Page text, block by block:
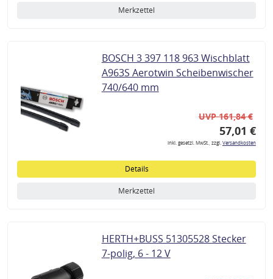
Merkzettel
BOSCH 3 397 118 963 Wischblatt
A963S Aerotwin Scheibenwischer
740/640 mm
UVP 161,84 €
57,01 €
inkl. gesetzl. MwSt., zzgl.Versandkosten
Details
Merkzettel
HERTH+BUSS 51305528 Stecker
7-polig, 6 - 12 V